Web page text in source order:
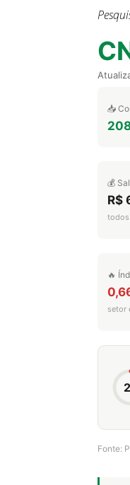
📥
💰
R$
todos
🔥
setor
Fonte: